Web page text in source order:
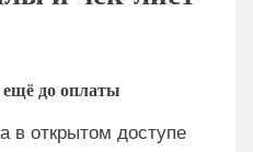
до оплаты
в открытом доступе